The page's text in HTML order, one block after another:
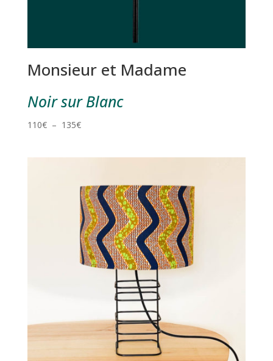
Monsieur et Madame
Noir sur Blanc
110€ – 135€Plage
135€